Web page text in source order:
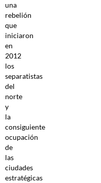
una
rebelión
que
iniciaron
en
2012
los
separatistas
del
norte
y
la
consiguiente
ocupación
de
las
ciudades
estratégicas